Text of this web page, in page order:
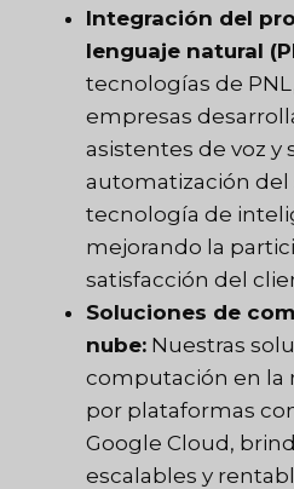
Integración del
lenguaje natural
tecnologías de
empresas
asistentes de voz y
automatización del
tecnología de
mejorando la
satisfacción del
Soluciones de
nube: Nuestras
computación en la
por plataformas
Google Cloud,
escalables y